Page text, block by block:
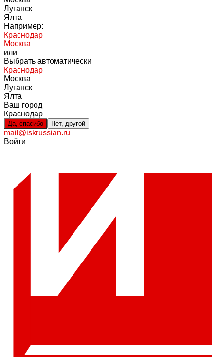
Луганск
Ялта
Например:
Краснодар
Москва
или
Выбрать автоматически
Краснодар
Москва
Луганск
Ялта
Ваш город
Краснодар
Да, спасибо Нет, другой
mail@iskrussian.ru
Войти